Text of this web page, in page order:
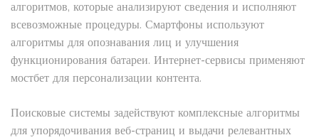
алгоритмов, которые анализируют сведения и исполняют
всевозможные процедуры. Смартфоны используют
алгоритмы для опознавания лиц и улучшения
функционирования батареи. Интернет-сервисы применяют
мостбет для персонализации контента.
Поисковые системы задействуют комплексные алгоритмы
для упорядочивания веб-страниц и выдачи релевантных